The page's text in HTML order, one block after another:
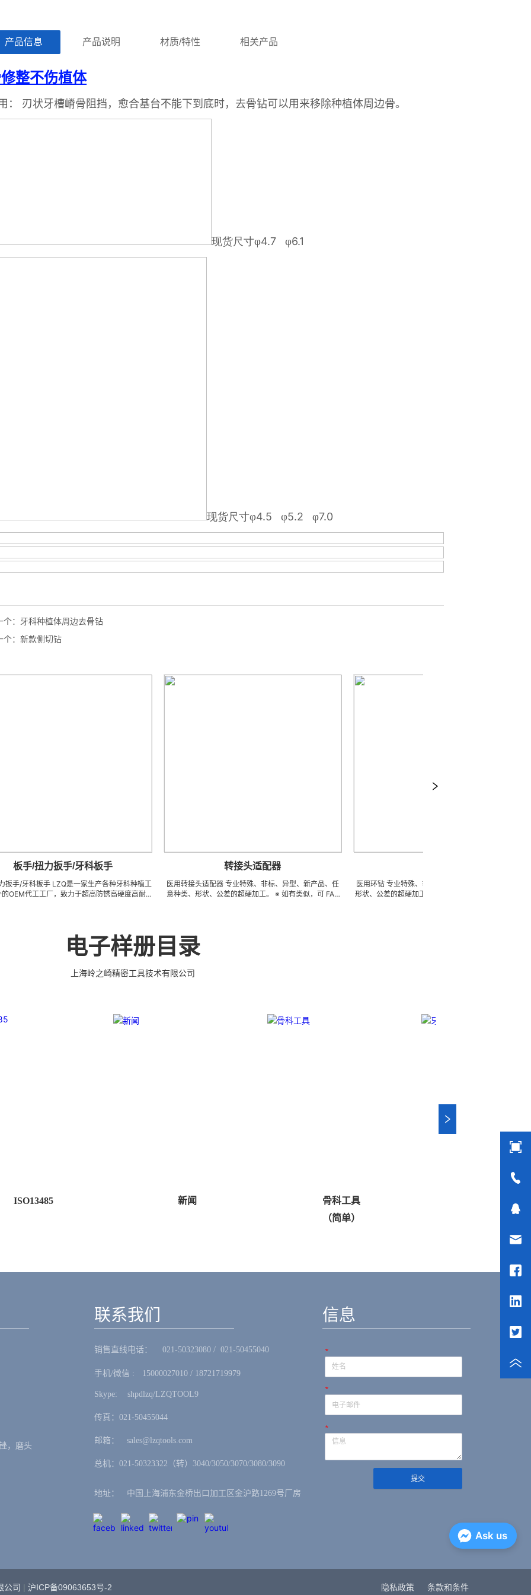
产品信息ㅤㅤ ㅤㅤ产品说明ㅤㅤ ㅤㅤ材质/特性ㅤㅤ ㅤㅤ相关产品ㅤㅤㅤ
： 牙科种植体周边去骨钻
个：新款侧切钻
扭力扳手/牙科板手
板手 LZQ是一家生产各种牙科种植工
工厂，致力于超高防锈高硬度高耐
业为客户生产成套手术工具。 有大
样任意定制各种牙科种植工具部件，
转接头适配器
医用转接头适配器 专业特殊、非标、异型、新产品、任
意种类、形状、公差的超硬加工。 ※ 如有类似，可 FAX
的性價比 …… 欢迎实地指导。
医用环钻 专业特殊、非标、异型、新产品、任意种类、
形状、公差的超硬加工。 ※ 如有类似，可 FAX 地址，来
电子样册目录
上海岭之崎精密工具技术有限公司
骨科工具
（简单）
，磨头
联系我们
销售直线电话：ㅤ 021-50323080 / 021-50455040
手机/微信 :ㅤ15000027010 / 18721719979
Skype: ㅤshpdlzq/LZQTOOL9
传真：021-50455044
邮箱：ㅤsales@lzqtools.com
总机：021-50323322（转）3040/3050/3070/3080/3090
地址：ㅤ中国上海浦东金桥出口加工区金沪路1269号厂房
信息
*
*
*
提交
公司 |沪ICP备09063653号-2 隐私政策 条款和条件
Ask us